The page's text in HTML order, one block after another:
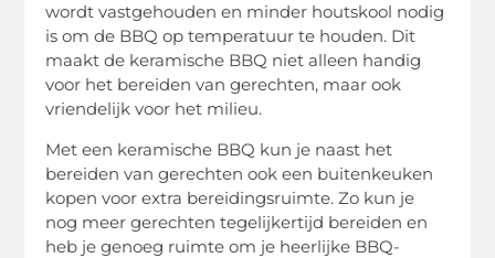
wordt vastgehouden en minder houtskool nodig
is om de BBQ op temperatuur te houden. Dit
maakt de keramische BBQ niet alleen handig
voor het bereiden van gerechten, maar ook
vriendelijk voor het milieu.
Met een keramische BBQ kun je naast het
bereiden van gerechten ook een buitenkeuken
kopen voor extra bereidingsruimte. Zo kun je
nog meer gerechten tegelijkertijd bereiden en
heb je genoeg ruimte om je heerlijke BBQ-